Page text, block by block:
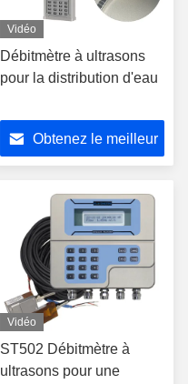
Vidéo
Débitmètre à ultrasons
pour la distribution d'eau
Obtenez le meilleur
Vidéo
ST502 Débitmètre à
ultrasons pour une